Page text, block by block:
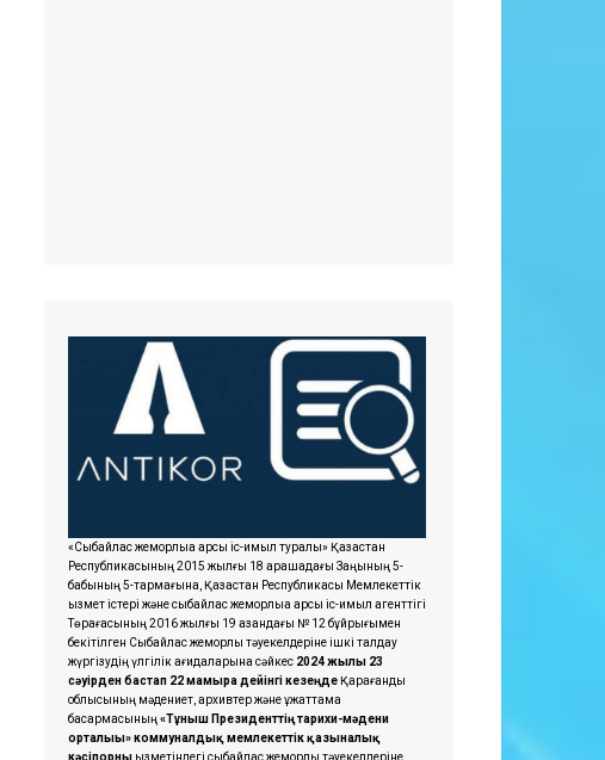
«Сыбайлас жемқорлыққа қарсы іс-қимыл туралы» Қазақстан
Республикасының 2015 жылғы 18 қарашадағы Заңының 5-
бабының 5-тармағына, Қазақстан Республикасы Мемлекеттік
қызмет істері және сыбайлас жемқорлыққа қарсы іс-қимыл агенттігі
Төрағасының 2016 жылғы 19 қазандағы № 12 бұйрығымен
бекітілген Сыбайлас жемқорлық тәуекелдеріне ішкі талдау
жүргізудің үлгілік қағидаларына сәйкес2024 жылғы 23
сәуірден бастап 22 мамырға дейінгі кезеңдеҚарағанды
облысының мәдениет, архивтер және құжаттама
басқармасының «Тұнғыш Президенттің тарихи-мәдени
орталығы» коммуналдық мемлекеттік қазыналық
кәсіпорны қызметіндегі сыбайлас жемқорлық тәуекелдеріне